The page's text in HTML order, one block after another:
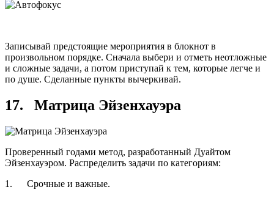
Записывай предстоящие мероприятия в блокнот в
произвольном порядке. Сначала выбери и отметь неотложные
и сложные задачи, а потом приступай к тем, которые легче и
по душе. Сделанные пункты вычеркивай.
17. Матрица Эйзенхауэра
Проверенный годами метод, разработанный Дуайтом
Эйзенхауэром. Распределить задачи по категориям:
1. Срочные и важные.